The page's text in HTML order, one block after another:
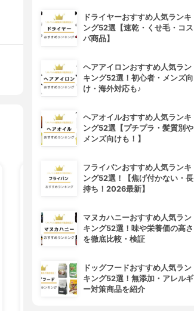
shimaboshi(シマボシ)
ドライヤーおすすめ人気ランキ
ング52選【速乾・くせ毛・コス
パ商品】
ヘアアイロンおすすめ人気ラン
キング52選！初心者・メンズ向
け・海外対応も♪
ヘアオイルおすすめ人気ランキ
ング52選【プチプラ・髪質別や
メンズ向けも！】
フライパンおすすめ人気ランキ
ング52選！【焦げ付かない・長
持ち！2026最新】
マヌカハニーおすすめ人気ラン
キング52選！味や栄養価の高さ
を徹底比較・検証
ドッグフードおすすめ人気ラン
キング52選！無添加・アレルギ
ー対策商品を紹介